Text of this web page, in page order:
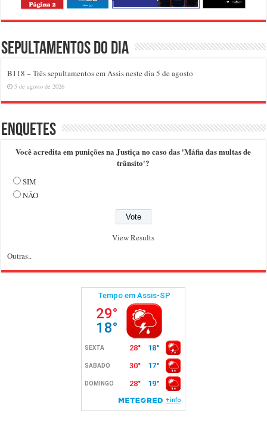
Sepultamentos do dia
B118 – Três sepultamentos em Assis neste dia 5 de agosto
5 de agosto de 2026
Enquetes
Você acredita em punições na Justiça no caso das 'Máfia das multas de
trânsito'?
SIM
NÃO
View Results
Outras..